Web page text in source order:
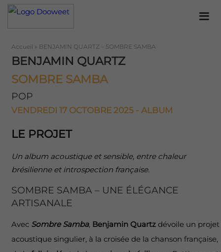
Accueil » BENJAMIN QUARTZ – SOMBRE SAMBA
BENJAMIN QUARTZ
SOMBRE SAMBA
POP
VENDREDI 17 OCTOBRE 2025 - ALBUM
LE PROJET
Un album acoustique et sensible, entre chaleur
brésilienne et introspection française.
SOMBRE SAMBA – UNE ÉLÉGANCE
ARTISANALE
Avec Sombre Samba, Benjamin Quartzdévoile un projet
acoustique singulier, à la croisée de la chanson française,